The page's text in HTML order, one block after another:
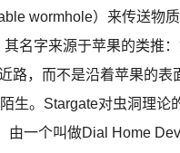
wormhole）来传送物
名字来源于苹果的类推
路，而不是沿着苹果的
生。Stargate对虫洞理论
由一个叫做Dial Home